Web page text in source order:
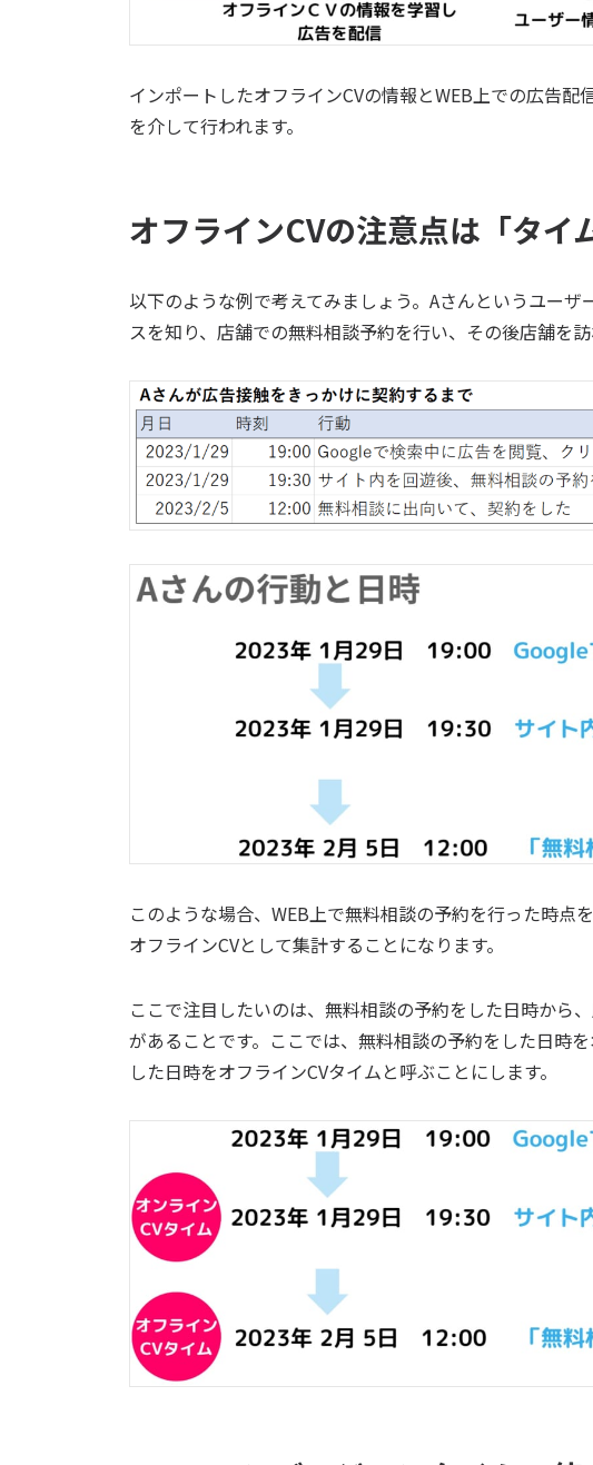
インポートしたオフラインCVの情報とWEB上での広告配
を介して行われます。
オフラインCVの注意点は「タイ
以下のような例で考えてみましょう。Aさんというユー
スを知り、店舗での無料相談予約を行い、その後店舗を
このような場合、WEB上で無料相談の予約を行った時点
オフラインCVとして集計することになります。
ここで注目したいのは、無料相談の予約をした日時から
があることです。ここでは、無料相談の予約をした日時
した日時をオフラインCVタイムと呼ぶことにします。